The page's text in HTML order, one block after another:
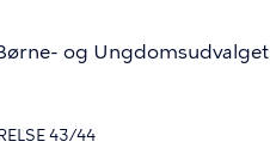
og Ungdomsudvalget
43/44